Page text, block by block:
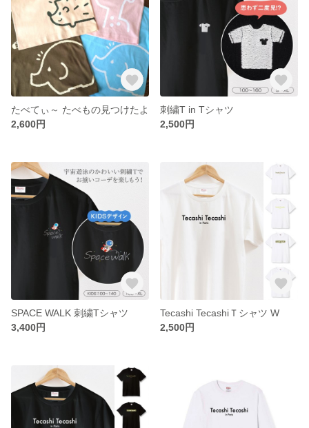
たべてぃ～ たべもの見つけたよ
2,600円
刺繍T in Tシャツ
2,500円
SPACE WALK 刺繍Tシャツ
3,400円
Tecashi TecashiＴシャツ W
2,500円